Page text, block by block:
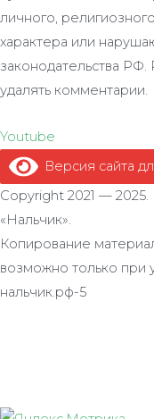
личного,
характера или
законодательства
удалять комментарии.
Youtube
Версия сайта
Copyright 2021 — 2025.
«Нальчик».
Копирование
возможно только при
нальчик.рф-5